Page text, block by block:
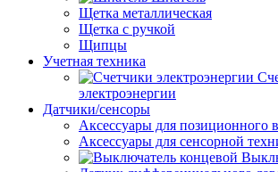
Щетка металлическая
Щетка с ручкой
Щипцы
Учетная техника
электроэнергии
Датчики/сенсоры
Аксессуары для позиционного
Аксессуары для сенсорной